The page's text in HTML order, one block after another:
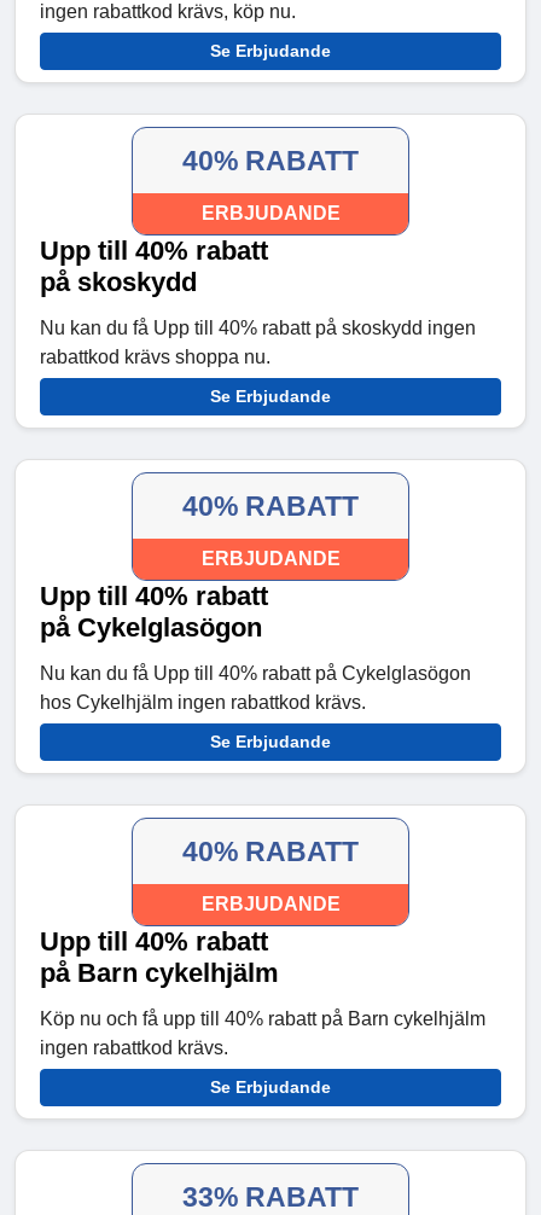
ingen rabattkod krävs, köp nu.
Se Erbjudande
40% RABATT
ERBJUDANDE
Upp till 40% rabatt
på skoskydd
Nu kan du få Upp till 40% rabatt på skoskydd ingen
rabattkod krävs shoppa nu.
Se Erbjudande
40% RABATT
ERBJUDANDE
Upp till 40% rabatt
på Cykelglasögon
Nu kan du få Upp till 40% rabatt på Cykelglasögon
hos Cykelhjälm ingen rabattkod krävs.
Se Erbjudande
40% RABATT
ERBJUDANDE
Upp till 40% rabatt
på Barn cykelhjälm
Köp nu och få upp till 40% rabatt på Barn cykelhjälm
ingen rabattkod krävs.
Se Erbjudande
33% RABATT